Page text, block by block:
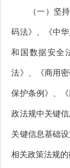
（一）坚
码法》、《中
和国数据安全
法》、《商用
保护条例》、
政法规中关键
关键信息基础
相关政策法规的